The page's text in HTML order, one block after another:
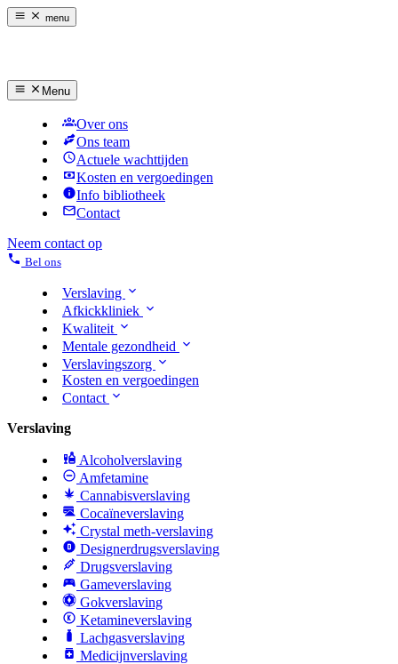
menu
Menu
Over ons
Ons team
Actuele wachttijden
Kosten en vergoedingen
Info bibliotheek
Contact
Neem contact op
Bel ons
Verslaving
Afkickkliniek
Kwaliteit
Mentale gezondheid
Verslavingszorg
Kosten en vergoedingen
Contact
Verslaving
Alcoholverslaving
Amfetamine
Cannabisverslaving
Cocaïneverslaving
Crystal meth-verslaving
Designerdrugsverslaving
Drugsverslaving
Gameverslaving
Gokverslaving
Ketamineverslaving
Lachgasverslaving
Medicijnverslaving